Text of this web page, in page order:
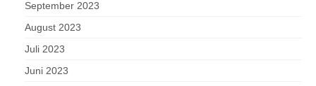
September 2023
August 2023
Juli 2023
Juni 2023